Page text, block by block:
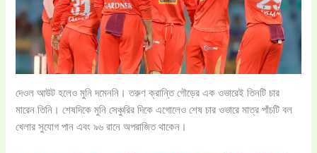
দেওল আউট হলেও মুনি দমেননি। তরুণ ক্রান্তি গৌড়ের এক ওভারেই তিনটি চার
মারেন তিনি। শেষদিকে মুনি সেঞ্চুরির দিকে এগোলেও শেষ চার ওভারে মাত্র পাঁচটি বল
খেলার সুযোগ পান এবং ৯৬ রানে অপরাজিত থাকেন।